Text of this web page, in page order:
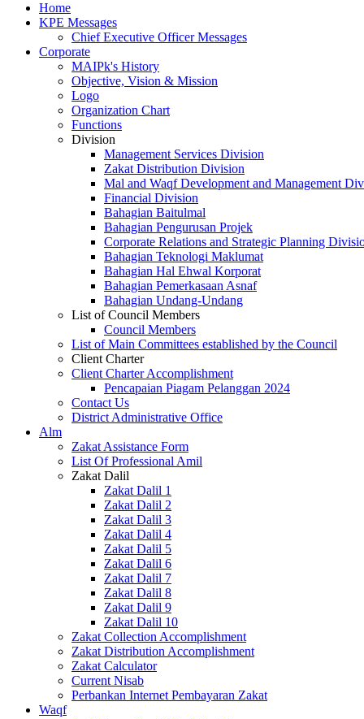
Home
KPE Messages
Chief Executive Officer Messages
Corporate
MAIPk's History
Objective, Vision & Mission
Logo
Organization Chart
Functions
Division
Management Services Division
Zakat Distribution Division
Mal and Waqf Development and Management
Financial Division
Bahagian Baitulmal
Bahagian Pengurusan Projek
Corporate Relations and Strategic Planning
Bahagian Teknologi Maklumat
Bahagian Hal Ehwal Korporat
Bahagian Pemerkasaan Asnaf
Bahagian Undang-Undang
List of Council Members
Council Members
List of Main Committees established by the Council
Client Charter
Client Charter Accomplishment
Pencapaian Piagam Pelanggan 2024
Contact Us
District Administrative Office
Alm
Zakat Assistance Form
List Of Professional Amil
Zakat Dalil
Zakat Dalil 1
Zakat Dalil 2
Zakat Dalil 3
Zakat Dalil 4
Zakat Dalil 5
Zakat Dalil 6
Zakat Dalil 7
Zakat Dalil 8
Zakat Dalil 9
Zakat Dalil 10
Zakat Collection Accomplishment
Zakat Distribution Accomplishment
Zakat Calculator
Current Nisab
Perbankan Internet Pembayaran Zakat
Waqf